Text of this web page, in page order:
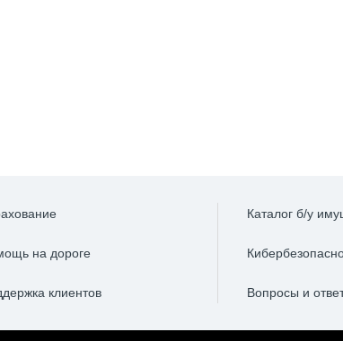
на дороге
клиентов
Каталог б/у
Вопросы и